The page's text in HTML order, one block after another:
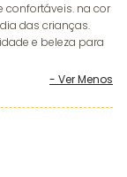
na cor
das crianças.
e beleza para